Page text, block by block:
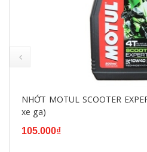
NHỚT MOTUL SCOOTER
xe ga)
105.000₫